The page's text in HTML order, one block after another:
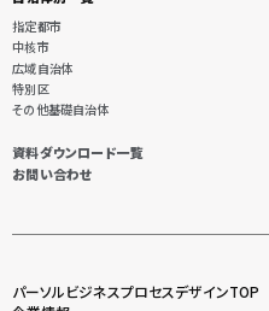
指定都市
中核市
広域自治体
特別区
その他基礎自治体
資料ダウンロード一覧
お問い合わせ
パーソルビジネスプロセスデザインTOP